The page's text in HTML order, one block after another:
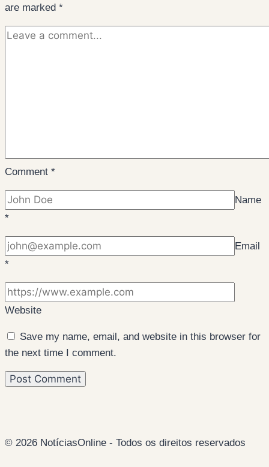
are marked *
Comment *
Name
*
Email
*
Website
Save my name, email, and website in this browser for
the next time I comment.
© 2026 NotíciasOnline - Todos os direitos reservados